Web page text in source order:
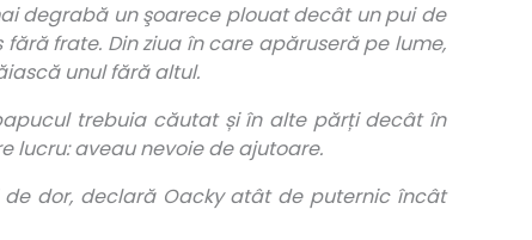
degrabă un şoarece plouat decât un pui de
frate. Din ziua în care apăruseră pe lume,
unul fără altul.
trebuia căutat și în alte părți decât în
lucru: aveau nevoie de ajutoare.
dor, declară Oacky atât de puternic încât